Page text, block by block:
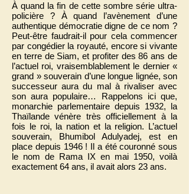
À quand la fin de cette sombre série ultra-
policière ? À quand l’avènement d’une
authentique démocratie digne de ce nom ?
Peut-être faudrait-il pour cela commencer
par congédier la royauté, encore si vivante
en terre de Siam, et profiter des 86 ans de
l’actuel roi, vraisemblablement le dernier «
grand » souverain d’une longue lignée, son
successeur aura du mal à rivaliser avec
son aura populaire… Rappelons ici que,
monarchie parlementaire depuis 1932, la
Thaïlande vénère très officiellement à la
fois le roi, la nation et la religion. L’actuel
souverain, Bhumibol Adulyadej, est en
place depuis 1946 ! Il a été couronné sous
le nom de Rama IX en mai 1950, voilà
exactement 64 ans, il avait alors 23 ans.